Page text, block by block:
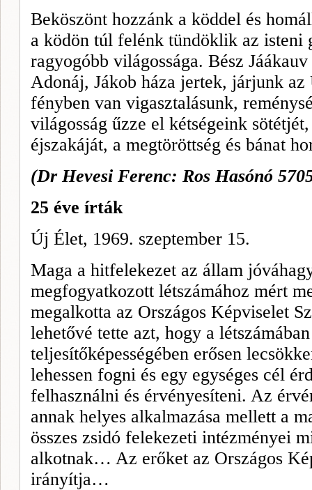
Beköszönt hozzánk a köddel és
a ködön túl felénk tündöklik az isteni
ragyogóbb világossága. Bész
Adonáj, Jákob háza jertek, járjunk az
fényben van vigasztalásunk,
világosság űzze el kétségeink
éjszakáját, a megtöröttség és bánat
(Dr Hevesi Ferenc: Ros Hasónó
25 éve írták
Új Élet, 1969. szeptember 15.
Maga a hitfelekezet az állam
megfogyatkozott létszámához mért
megalkotta az Országos Képviselet
lehetővé tette azt, hogy a
teljesítőképességében erősen
lehessen fogni és egy egységes cél
felhasználni és érvényesíteni. Az
annak helyes alkalmazása mellett a
összes zsidó felekezeti intézményei
alkotnak… Az erőket az Országos
irányítja…